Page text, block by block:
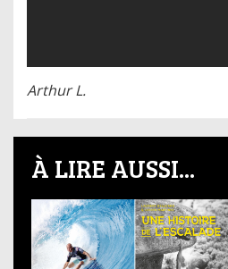
Arthur L.
À LIRE AUSSI...